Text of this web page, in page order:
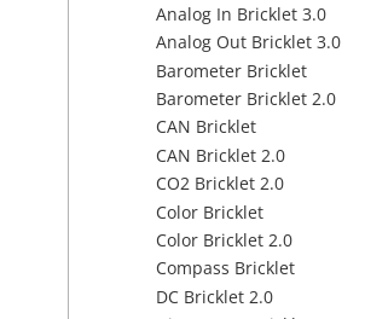
Analog In Bricklet 3.0
Analog Out Bricklet 3.0
Barometer Bricklet
Barometer Bricklet 2.0
CAN Bricklet
CAN Bricklet 2.0
CO2 Bricklet 2.0
Color Bricklet
Color Bricklet 2.0
Compass Bricklet
DC Bricklet 2.0